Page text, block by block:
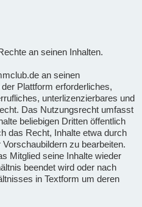
an seinen Inhalten.
an seinen
Plattform erforderliches,
unterlizenzierbares und
Das Nutzungsrecht umfasst
beliebigen Dritten öffentlich
das Recht, Inhalte etwa durch
zu bearbeiten.
Mitglied seine Inhalte wieder
beendet wird oder nach
in Textform um deren